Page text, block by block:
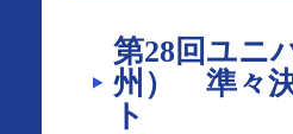
第28回ユニ
州） 準々
ト